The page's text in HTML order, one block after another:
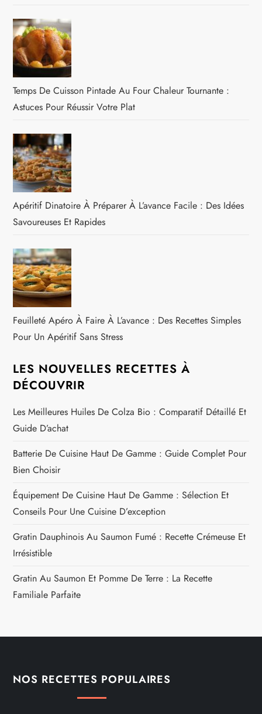
Temps De Cuisson Pintade Au Four Chaleur Tournante :
Astuces Pour Réussir Votre Plat
Apéritif Dinatoire À Préparer À L’avance Facile : Des Idées
Savoureuses Et Rapides
Feuilleté Apéro À Faire À L’avance : Des Recettes Simples
Pour Un Apéritif Sans Stress
LES NOUVELLES RECETTES À
DÉCOUVRIR
Les Meilleures Huiles De Colza Bio : Comparatif Détaillé Et
Guide D’achat
Batterie De Cuisine Haut De Gamme : Guide Complet Pour
Bien Choisir
Équipement De Cuisine Haut De Gamme : Sélection Et
Conseils Pour Une Cuisine D’exception
Gratin Dauphinois Au Saumon Fumé : Recette Crémeuse Et
Irrésistible
Gratin Au Saumon Et Pomme De Terre : La Recette
Familiale Parfaite
NOS RECETTES POPULAIRES